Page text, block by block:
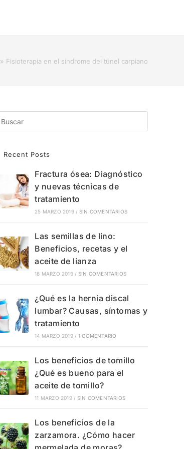
» Fisioterapia en el síndrome del túnel carpiano
Recent Posts
Fractura ósea: Diagnóstico
y nuevas técnicas de
tratamiento
25 MARZO 2019 / SIN COMENTARIOS
Las semillas de lino:
Beneficios, recetas y el
aceite de lianza
18 MARZO 2019 / SIN COMENTARIOS
¿Qué es la hernia discal
lumbar? Causas, síntomas y
tratamiento
14 MARZO 2019 / 1 COMENTARIO
Los beneficios de tomillo
¿Qué es bueno para el
aceite de tomillo?
11 MARZO 2019 / SIN COMENTARIOS
Los beneficios de la
zarzamora. ¿Cómo hacer